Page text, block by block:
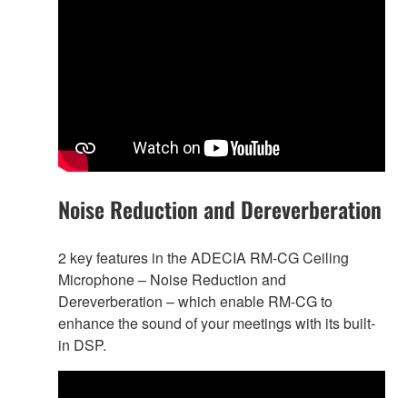
Noise Reduction and Dereverberation
2 key features in the ADECIA RM-CG Ceiling
Microphone – Noise Reduction and
Dereverberation – which enable RM-CG to
enhance the sound of your meetings with its built-
in DSP.